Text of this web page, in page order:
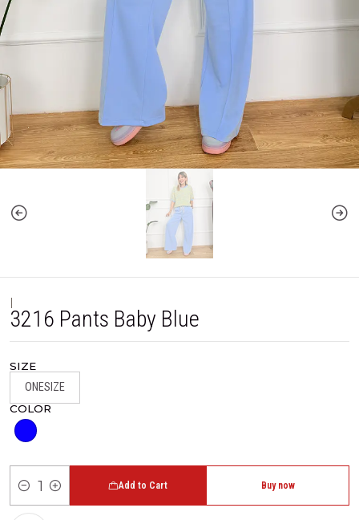
|
3216 Pants Baby Blue
SIZE
ONESIZE
COLOR
Quantity
Add to Cart Buy now